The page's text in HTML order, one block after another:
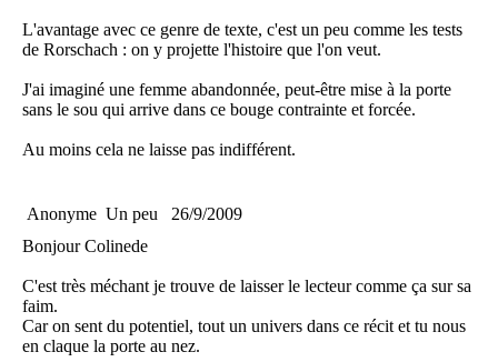
L'avantage avec ce genre de texte, c'est un peu comme les tests
de Rorschach : on y projette l'histoire que l'on veut.
J'ai imaginé une femme abandonnée, peut-être mise à la porte
sans le sou qui arrive dans ce bouge contrainte et forcée.
Au moins cela ne laisse pas indifférent.
Anonyme Un peu
26/9/2009
Bonjour Colinede
C'est très méchant je trouve de laisser le lecteur comme ça sur sa
faim.
Car on sent du potentiel, tout un univers dans ce récit et tu nous
en claque la porte au nez.